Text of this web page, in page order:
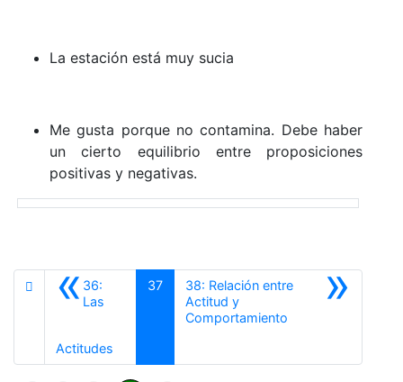
La estación está muy sucia
Me gusta porque no contamina. Debe haber
un cierto equilibrio entre proposiciones
positivas y negativas.
«36:
Las
Actitudes
37 »
38: Relación entre
Actitud y
ComportamientoSiguiente